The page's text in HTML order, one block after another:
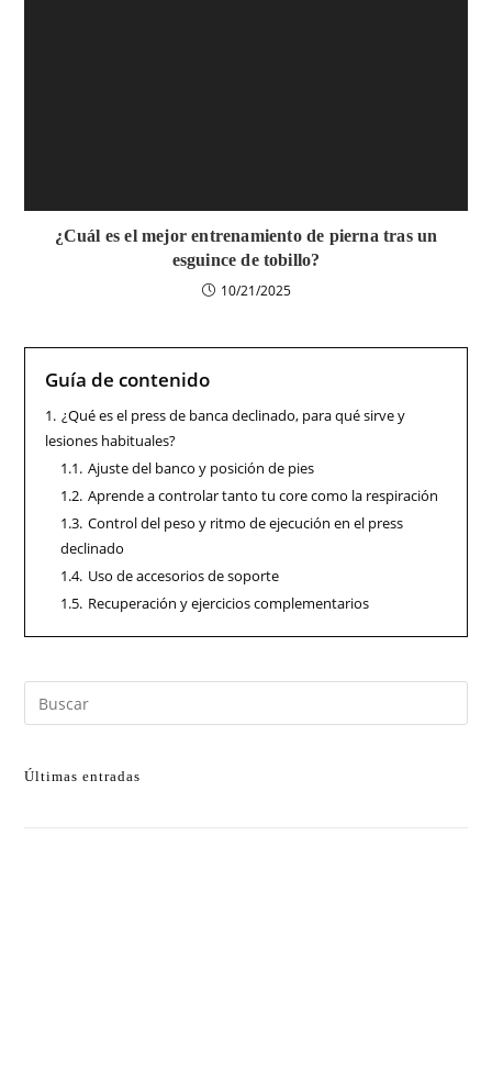
¿Cuál es el mejor entrenamiento de pierna tras un
esguince de tobillo?
10/21/2025
Guía de contenido
1. ¿Qué es el press de banca declinado, para qué sirve y
lesiones habituales?
1.1. Ajuste del banco y posición de pies
1.2. Aprende a controlar tanto tu core como la respiración
1.3. Control del peso y ritmo de ejecución en el press
declinado
1.4. Uso de accesorios de soporte
1.5. Recuperación y ejercicios complementarios
Últimas entradas